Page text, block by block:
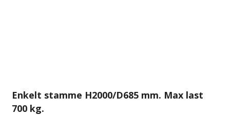
Enkelt stamme H2000/D685 mm. Max last
700 kg.